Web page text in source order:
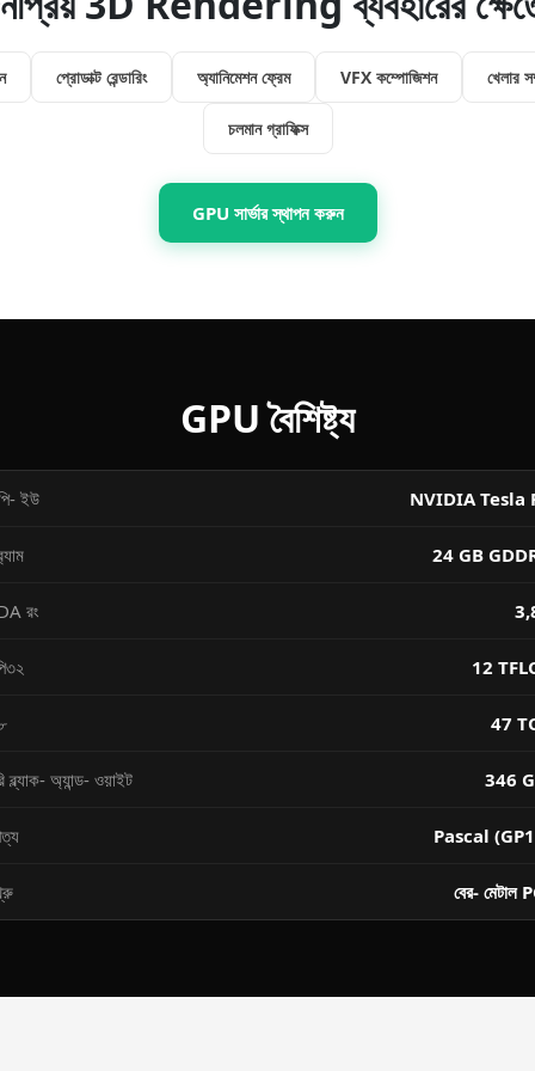
প্রোডাক্ট রেন্ডারিং অ্যানিমেশন ফ্রেম VFX কম্পোজিশন খেলার
চলমান গ্রাফিক্স
GPU সার্ভার স্থাপন করুন
GPU বৈশিষ্ট্য
ইউ NVIDIA Tesla
24 GB
রং
12
47
ব্ল্যাক- অ্যান্ড- ওয়াইট 346
Pascal
বের- মেটাল